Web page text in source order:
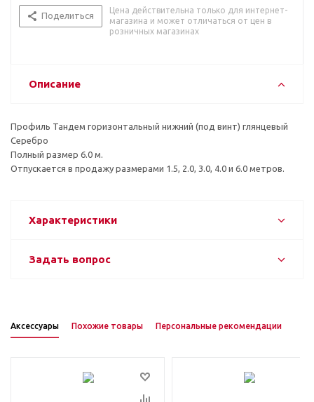
Поделиться
Цена действительна только для интернет-
магазина и может отличаться от цен в
розничных магазинах
Описание
Профиль Тандем горизонтальный нижний (под винт) глянцевый
Серебро
Полный размер 6.0 м.
Отпускается в продажу размерами 1.5, 2.0, 3.0, 4.0 и 6.0 метров.
Характеристики
Задать вопрос
Аксессуары Похожие товары Персональные рекомендации